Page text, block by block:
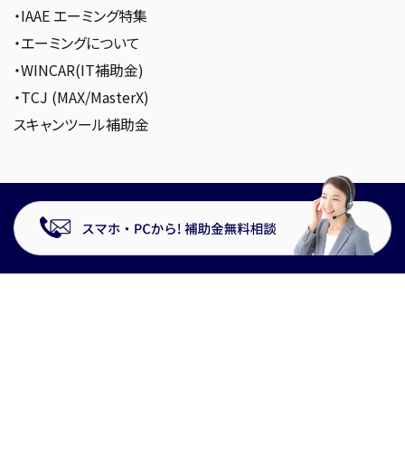
・IAAE エーミング特集
・エーミングについて
・WINCAR(IT補助金)
・TCJ (MAX/MasterX)
スキャンツール補助金